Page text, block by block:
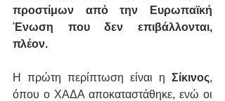
προστίμων από την Ευρωπαϊκή
Ένωση που δεν επιβάλλονται,
πλέον.
Η πρώτη περίπτωση είναι η Σίκινος,
όπου ο ΧΑΔΑ αποκαταστάθηκε, ενώ οι